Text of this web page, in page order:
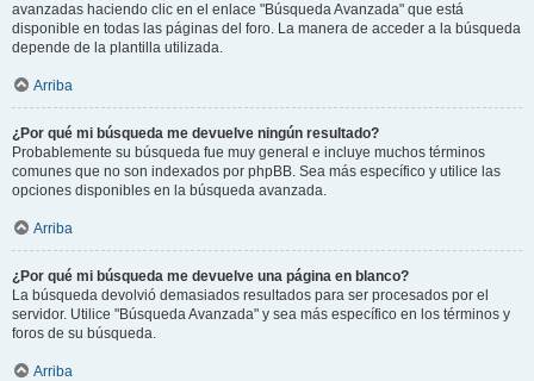
avanzadas haciendo clic en el enlace "Búsqueda Avanzada" que está
disponible en todas las páginas del foro. La manera de acceder a la búsqueda
depende de la plantilla utilizada.
Arriba
¿Por qué mi búsqueda me devuelve ningún resultado?
Probablemente su búsqueda fue muy general e incluye muchos términos
comunes que no son indexados por phpBB. Sea más específico y utilice las
opciones disponibles en la búsqueda avanzada.
Arriba
¿Por qué mi búsqueda me devuelve una página en blanco?
La búsqueda devolvió demasiados resultados para ser procesados por el
servidor. Utilice "Búsqueda Avanzada" y sea más específico en los términos y
foros de su búsqueda.
Arriba